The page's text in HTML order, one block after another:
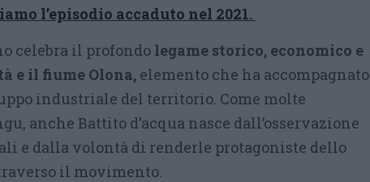
l’episodio accaduto nel 2021.
celebra il profondo legame storico, economico e
e il fiume Olona, elemento che ha accompagnato
industriale del territorio. Come molte
anche Battito d’acqua nasce dall’osservazione
e dalla volontà di renderle protagoniste dello
il movimento.